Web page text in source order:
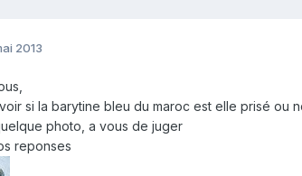
2013
si la barytine bleu du maroc est elle prisé ou
photo, a vous de juger
reponses